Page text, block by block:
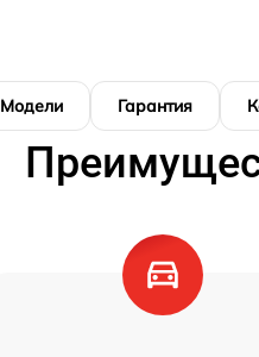
Модели Гарантия